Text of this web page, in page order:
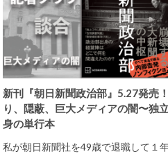
新刊『朝日新聞政治部』5.27発売
り、隠蔽、巨大メディアの闇〜独
身の単行本
私が朝日新聞社を49歳で退職して１